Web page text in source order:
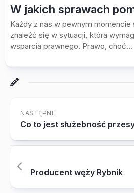
W jakich sprawach
Każdy z nas w pewnym
znaleźć się w sytuacji, która
wsparcia prawnego. Prawo, choć...
NASTĘPNE
Co to jest służebność
Producent węży Rybnik